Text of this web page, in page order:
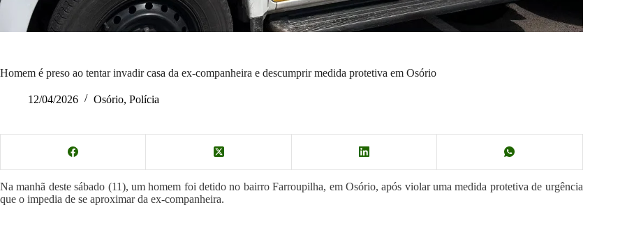
Homem é preso ao tentar invadir casa da ex-companheira e descumprir medida protetiva em Osório
12/04/2026 Osório, Polícia
Na manhã deste sábado (11), um homem foi detido no bairro Farroupilha, em Osório, após violar uma medida protetiva de urgência
que o impedia de se aproximar da ex-companheira.